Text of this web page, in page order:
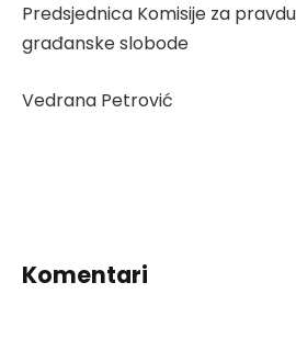
Predsjednica Komisije za
građanske slobode
Vedrana Petrović
Komentari